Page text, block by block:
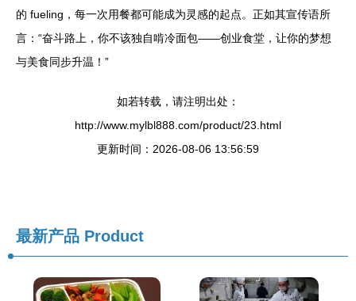
的 fueling，每一次用餐都可能成为灵感的起点。正如其宣传语所
言：“奋斗路上，你不该独自啃冷面包——创业食堂，让你的梦想
与美食同步升温！”
如若转载，请注明出处：
http://www.mylbl888.com/product/23.html
更新时间：2026-08-06 13:56:59
最新产品 Product